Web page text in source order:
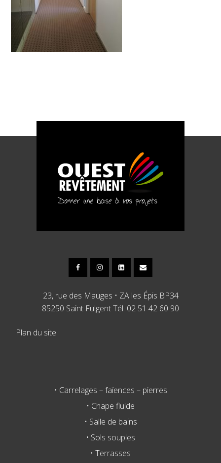
23, rue des Mauges • ZA les Épis BP34
85250 Saint Fulgent Tél. 02 51 42 60 90
Plan du site
• Carrelages – faïences – pierres
• Chape fluide
• Salle de bains
• Sols souples
• Terrasses